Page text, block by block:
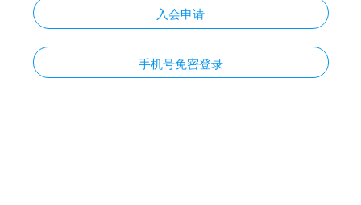
入会申请
手机号免密登录